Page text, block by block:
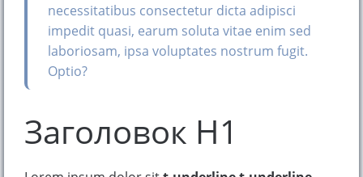
necessitatibus consectetur dicta adipisci
impedit quasi, earum soluta vitae enim sed
laboriosam, ipsa voluptates nostrum fugit.
Optio?
Заголовок H1